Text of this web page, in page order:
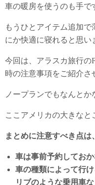
車の暖房を使うのも手で
もうひとアイテム追加で
にか快適に寝れると思い
今回は、アラスカ旅行の
時の注意事項をご紹介さ
ノープランでもなんとか
ここアメリカの大きなと
まとめに注意すべき点は、
車は事前予約してお
車の種類によって行
リブのような乗用車